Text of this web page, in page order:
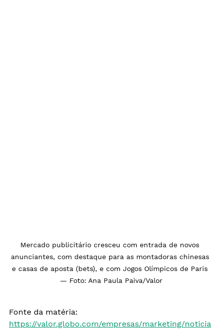
Mercado publicitário cresceu com entrada de novos
anunciantes, com destaque para as montadoras chinesas
e casas de aposta (bets), e com Jogos Olímpicos de Paris
— Foto: Ana Paula Paiva/Valor
Fonte da matéria:
https://valor.globo.com/empresas/marketing/noticia